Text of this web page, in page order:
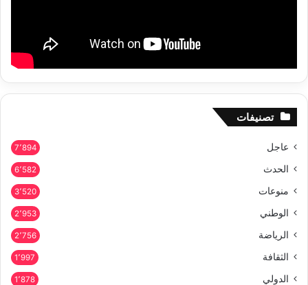
تصنيفات
عاجل 7٬894
الحدث 6٬582
منوعات 3٬520
الوطني 2٬953
الرياضة 2٬756
الثقافة 1٬997
الدولي 1٬878